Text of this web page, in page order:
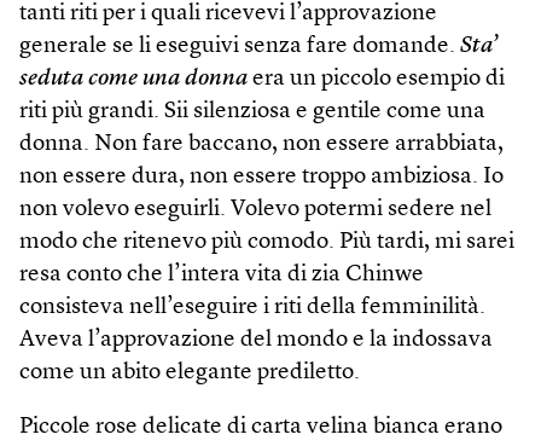
tanti riti per i quali ricevevi l’approvazione
generale se li eseguivi senza fare domande. Sta’
seduta come una donna era un piccolo esempio di
riti più grandi. Sii silenziosa e gentile come una
donna. Non fare baccano, non essere arrabbiata,
non essere dura, non essere troppo ambiziosa. Io
non volevo eseguirli. Volevo potermi sedere nel
modo che ritenevo più comodo. Più tardi, mi sarei
resa conto che l’intera vita di zia Chinwe
consisteva nell’eseguire i riti della femminilità.
Aveva l’approvazione del mondo e la indossava
come un abito elegante prediletto.
Piccole rose delicate di carta velina bianca erano